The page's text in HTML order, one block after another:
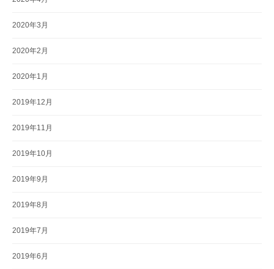
2020年3月
2020年2月
2020年1月
2019年12月
2019年11月
2019年10月
2019年9月
2019年8月
2019年7月
2019年6月